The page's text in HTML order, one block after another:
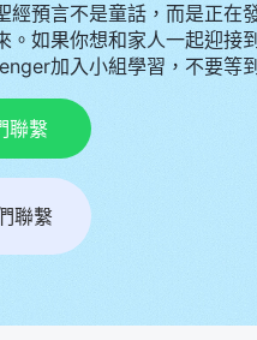
預言不是童話，而是正在
。如果你想和家人一起迎接
加入小組學習，不要等
聯繫
聯繫